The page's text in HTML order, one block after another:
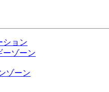
ション
ーゾーン
ゾーン